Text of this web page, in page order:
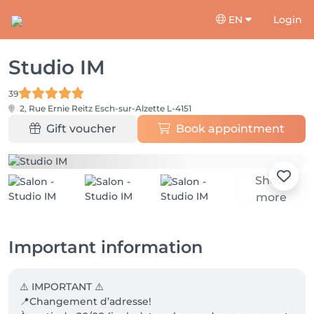
EN Login
Studio IM
39
2, Rue Ernie Reitz Esch-sur-Alzette L-4151
Gift voucher Book appointment
Show
more
Important information
⚠️ IMPORTANT ⚠️
📍Changement d’adresse!